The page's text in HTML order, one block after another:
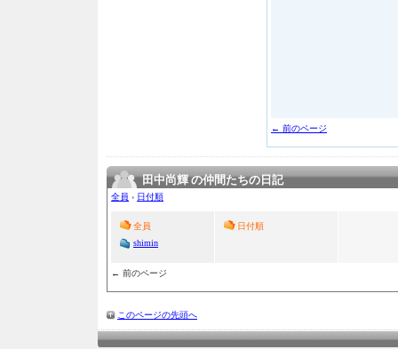
← 前のページ
田中尚輝 の仲間たちの日記
全員 › 日付順
全員
shimin
日付順
← 前のページ
このページの先頭へ